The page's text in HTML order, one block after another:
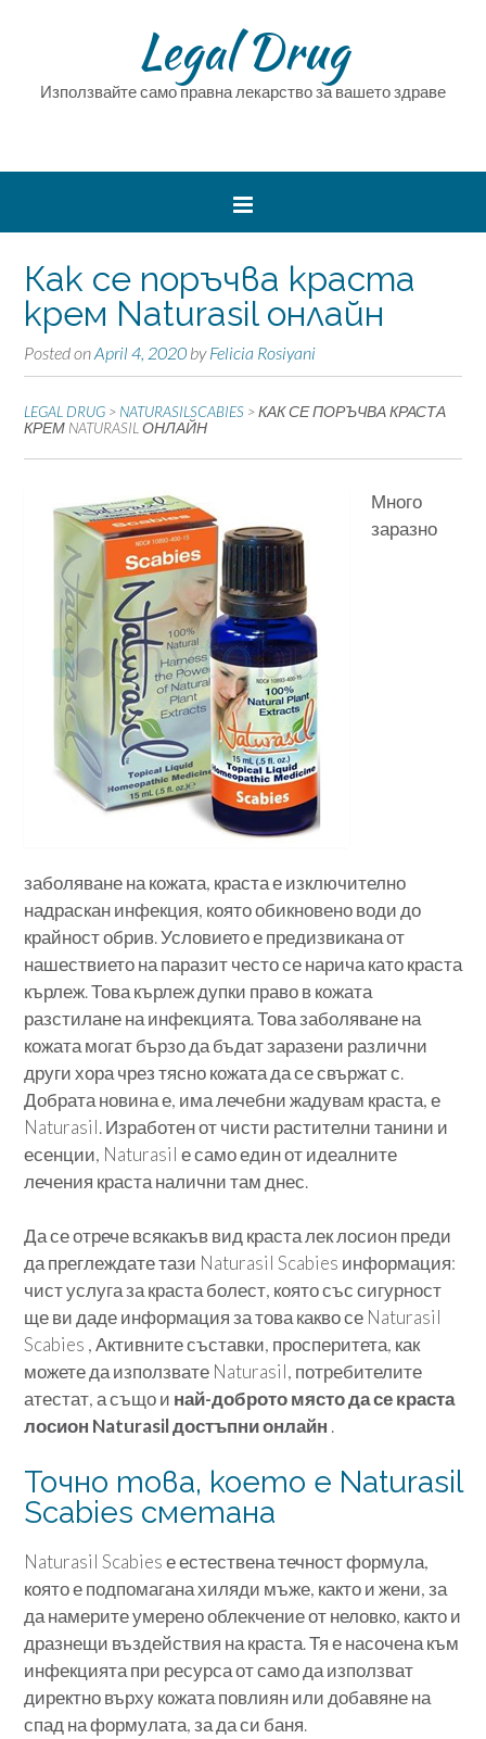
Legal Drug
Използвайте само правна лекарство за вашето здраве
Как се поръчва краста
крем Naturasil онлайн
Posted onApril 4, 2020 byFelicia Rosiyani
LEGAL DRUG > NATURASILSCABIES >КАК СЕ ПОРЪЧВА КРАСТА
КРЕМ NATURASIL ОНЛАЙН
Много
заразно
заболяване на кожата, краста е изключително
надраскан инфекция, която обикновено води до
крайност обрив. Условието е предизвикана от
нашествието на паразит често се нарича като краста
кърлеж. Това кърлеж дупки право в кожата
разстилане на инфекцията. Това заболяване на
кожата могат бързо да бъдат заразени различни
други хора чрез тясно кожата да се свържат с.
Добрата новина е, има лечебни жадувам краста, е
Naturasil. Изработен от чисти растителни танини и
есенции, Naturasil е само един от идеалните
лечения краста налични там днес.
Да се ​​отрече всякакъв вид краста лек лосион преди
да преглеждате тази Naturasil Scabies информация:
чист услуга за краста болест, която със сигурност
ще ви даде информация за това какво се Naturasil
Scabies , Активните съставки, просперитета, как
можете да използвате Naturasil, потребителите
атестат, а също и най-доброто място да се краста
лосион Naturasil достъпни онлайн .
Точно това, което е Naturasil
Scabies сметана
Naturasil Scabies е естествена течност формула,
която е подпомагана хиляди мъже, както и жени, за
да намерите умерено облекчение от неловко, както и
дразнещи въздействия на краста. Тя е насочена към
инфекцията при ресурса от само да използват
директно върху кожата повлиян или добавяне на
спад на формулата, за да си баня.